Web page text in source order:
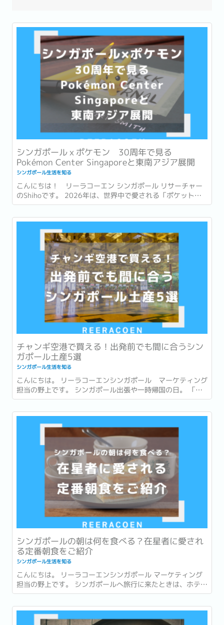
シンガポールｘポケモン 30周年で見る
Pokémon Center Singaporeと東南アジア展開
シンガポール生活を知る
こんにちは！ リーラコーエン シンガポール リサーチャー
のShihoです。 2026年は、世界中で愛される「ポケットモ
ンスター (ポケモン)」が誕生して30周年という節目の年で
す。 ゲームやアニメ、カードゲームなど、幅広い世代に親し
まれ、日本を代表するコンテンツの一つとなったポケモ
チャンギ空港で買える！出発前でも間に合うシン
ガポール土産5選
シンガポール生活を知る
こんにちは。 リーラコーエンシンガポール マーケティング
担当の野上です。 シンガポール出張や一時帰国の日。 「最
後まで打合せや商談が入っていて、市内でお土産を買う時間
がなかった…。」 「一時帰国ギリギリまで予定が詰まってい
てお土産が買えなかった…。」 このような経験はありません
シンガポールの朝は何を食べる？在星者に愛され
る定番朝食をご紹介
シンガポール生活を知る
こんにちは。 リーラコーエンシンガポール マーケティング
担当の野上です。 シンガポールへ旅行に来たときは、ホテル
での朝食を楽しんだり、有名店でローカルグルメを味わった
りすることが多いかもしれません。 一方で、実際に暮らし始
めると、「朝食」は毎日の生活の一部になります。...